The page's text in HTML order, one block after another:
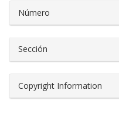
Número
Sección
Copyright Information